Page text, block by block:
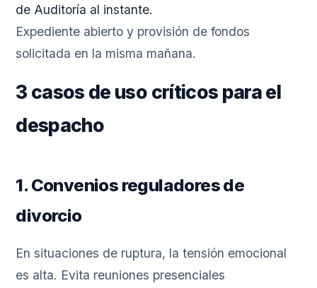
de Auditoría al instante.
Expediente abierto y provisión de fondos
solicitada en la misma mañana.
3 casos de uso críticos para el
despacho
1. Convenios reguladores de
divorcio
En situaciones de ruptura, la tensión emocional
es alta. Evita reuniones presenciales